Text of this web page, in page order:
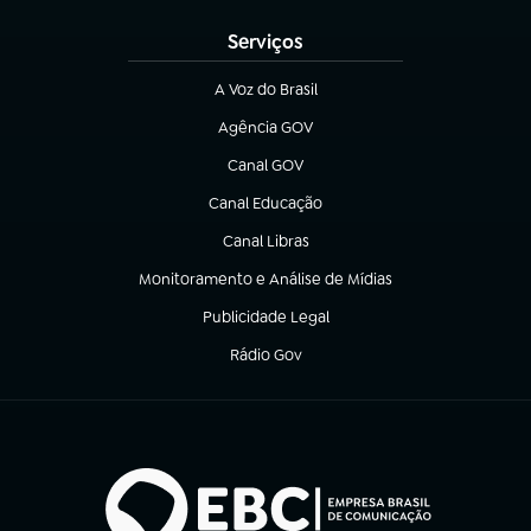
Serviços
A Voz do Brasil
(abre em nova aba)
Agência GOV
(abre em nova aba)
Canal GOV
(abre em nova aba)
Canal Educação
(abre em nova aba)
Canal Libras
(abre em nova aba)
Monitoramento e Análise de Mídias
(abre em nova aba)
Publicidade Legal
(abre em nova aba)
Rádio Gov
(abre em nova aba)